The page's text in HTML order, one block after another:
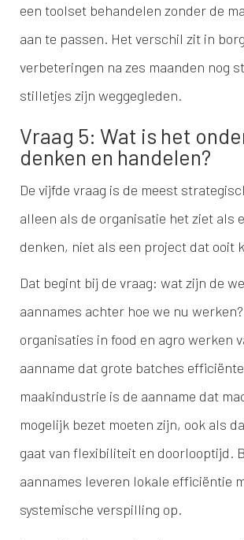
een toolset behandelen zonder de
aan te passen. Het verschil zit in
verbeteringen na zes maanden nog
stilletjes zijn weggegleden.
Vraag 5: Wat is het
denken en handelen?
De vijfde vraag is de meest
alleen als de organisatie het ziet als
denken, niet als een project dat ooit
Dat begint bij de vraag: wat zijn de
aannames achter hoe we nu werken?
organisaties in food en agro werken
aanname dat grote batches
maakindustrie is de aanname dat
mogelijk bezet moeten zijn, ook als
gaat van flexibiliteit en doorlooptijd.
aannames leveren lokale efficiëntie
systemische verspilling op.